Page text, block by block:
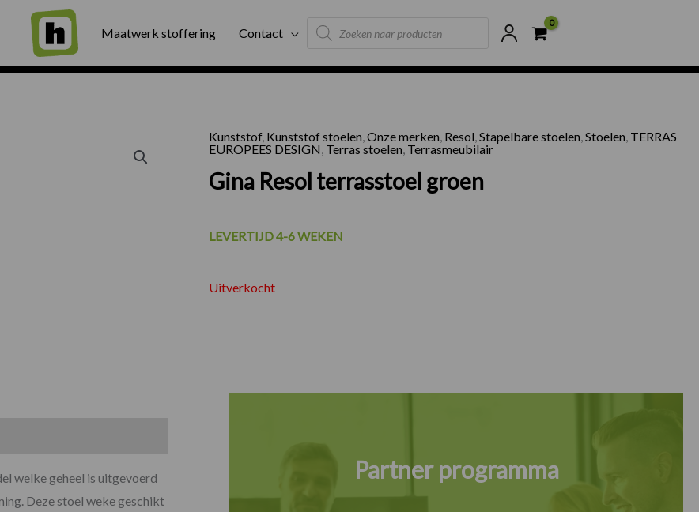
Maatwerk stoffering Contact
Products
search
Binnen twee werkdagen geleverd Externe voorraad Scherpste prijzen van NL
Kunststof, Kunststof stoelen,Onze merken, Resol,Stapelbare stoelen,Stoelen, TERRAS
EUROPEES DESIGN, Terras stoelen, Terrasmeubilair
Gina Resol terrasstoel groen
LEVERTIJD 4-6 WEKEN
Uitverkocht
welke geheel is uitgevoerd
Deze stoel weke geschikt
Partner programma